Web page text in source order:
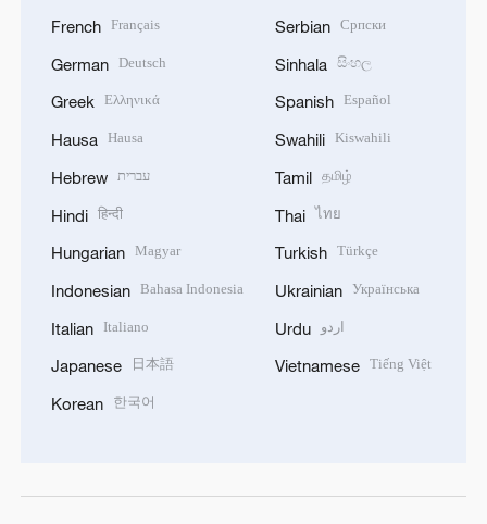
French Français
German Deutsch
Greek Ελληνικά
Hausa Hausa
Hebrew עברית
Hindi हिन्दी
Hungarian Magyar
Indonesian Bahasa Indonesia
Italian Italiano
Japanese 日本語
Korean 한국어
Serbian Српски
Sinhala සිංහල
Spanish Español
Swahili Kiswahili
Tamil தமிழ்
Thai ไทย
Turkish Türkçe
Ukrainian Українська
Urdu اردو
Vietnamese Tiếng Việt